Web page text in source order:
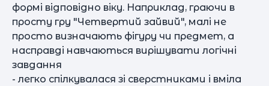
формі відповідно віку. Наприклад, граючи в
просту гру "Четвертий зайвий", малі не
просто визначають фігуру чи предмет, а
насправді навчаються вирішувати логічні
завдання
- легко спілкувалася зі сверстниками і вміла